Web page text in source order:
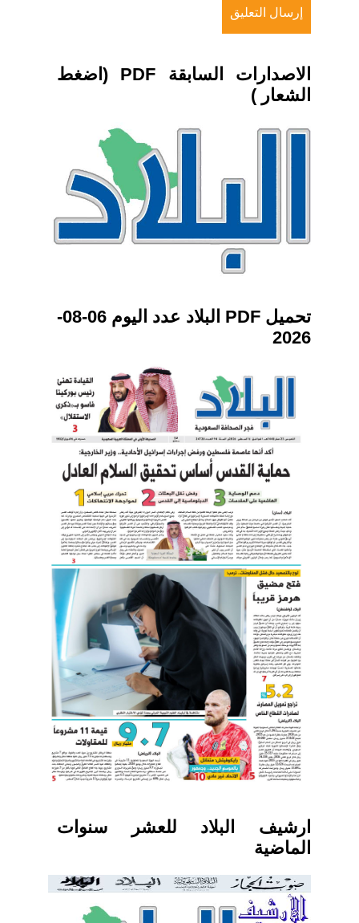
الاصدارات السابقة PDF (اضغط
الشعار )
تحميل PDF البلاد عدد اليوم 06-08-
2026
ارشيف البلاد للعشر سنوات
الماضية